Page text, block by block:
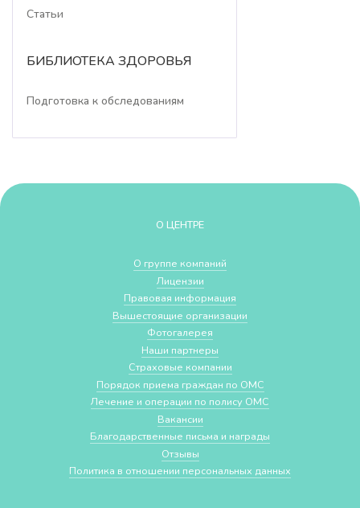
Статьи
БИБЛИОТЕКА ЗДОРОВЬЯ
Подготовка к обследованиям
О ЦЕНТРЕ
О группе компаний
Лицензии
Правовая информация
Вышестоящие организации
Фотогалерея
Наши партнеры
Страховые компании
Порядок приема граждан по ОМС
Лечение и операции по полису ОМС
Вакансии
Благодарственные письма и награды
Отзывы
Политика в отношении персональных данных